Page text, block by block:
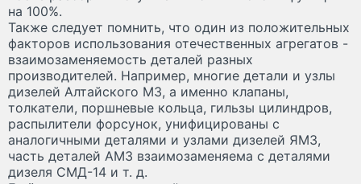
на 100%.
Также следует помнить, что один из положительных
факторов использования отечественных агрегатов -
взаимозаменяемость деталей разных
производителей. Например, многие детали и узлы
дизелей Алтайского МЗ, а именно клапаны,
толкатели, поршневые кольца, гильзы цилиндров,
распылители форсунок, унифицированы с
аналогичными деталями и узлами дизелей ЯМЗ,
часть деталей АМЗ взаимозаменяема с деталями
дизеля СМД-14 и т. д.